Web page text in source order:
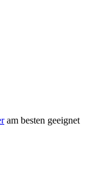
am besten geeignet